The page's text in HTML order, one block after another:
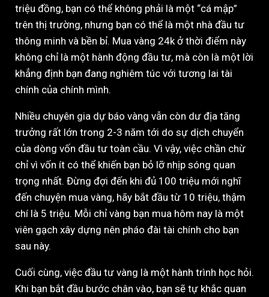
triệu đồng, bạn có thể không phải là một “cá mập”
trên thị trường, nhưng bạn có thể là một nhà đầu tư
thông minh và bền bỉ. Mua vàng 24k ở thời điểm này
không chỉ là một hành động đầu tư, mà còn là một lời
khẳng định bạn đang nghiêm túc với tương lai tài
chính của chính mình.
Nhiều chuyên gia dự báo vàng vẫn còn dư địa tăng
trưởng rất lớn trong 2-3 năm tới do sự dịch chuyển
của dòng vốn đầu tư toàn cầu. Vì vậy, việc chần chừ
chỉ vì vốn ít có thể khiến bạn bỏ lỡ nhịp sóng quan
trọng nhất. Đừng đợi đến khi đủ 100 triệu mới nghĩ
đến chuyện mua vàng, hãy bắt đầu từ 10 triệu, thậm
chí là 5 triệu. Mỗi chỉ vàng bạn mua hôm nay là một
viên gạch xây dựng nên pháo đài tài chính cho bạn
sau này.
Cuối cùng, việc đầu tư vàng là một hành trình học hỏi.
Khi bạn bắt đầu bước chân vào, bạn sẽ tự khắc quan